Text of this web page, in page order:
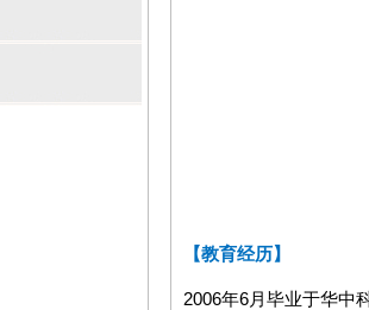
【教育经历】
2006年6月毕业于华中